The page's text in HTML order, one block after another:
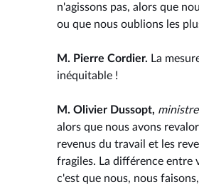
n'agissons pas, alors que
ou que nous oublions les
M. Pierre Cordier. La
inéquitable !
M. Olivier Dussopt,
alors que nous avons
revenus du travail et les
fragiles. La différence entre
c'est que nous, nous